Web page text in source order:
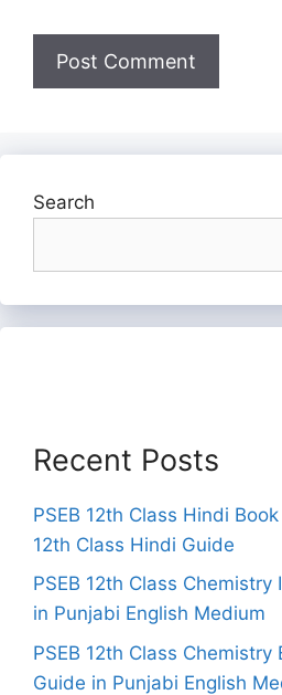
Search
Recent Posts
PSEB 12th Class Hindi
12th Class Hindi Guide
PSEB 12th Class
in Punjabi English Medium
PSEB 12th Class Chemistry
Guide in Punjabi English